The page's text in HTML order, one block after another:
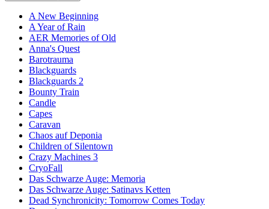
A New Beginning
A Year of Rain
AER Memories of Old
Anna's Quest
Barotrauma
Blackguards
Blackguards 2
Bounty Train
Candle
Capes
Caravan
Chaos auf Deponia
Children of Silentown
Crazy Machines 3
CryoFall
Das Schwarze Auge: Memoria
Das Schwarze Auge: Satinavs Ketten
Dead Synchronicity: Tomorrow Comes Today